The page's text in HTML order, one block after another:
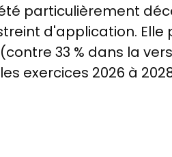
particulièrement
d'application.
33 % dans la
exercices 2026 à